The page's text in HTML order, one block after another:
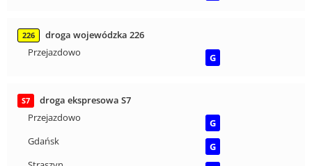
226
droga wojewódzka 226
Przejazdowo
G
S7
droga ekspresowa S7
Przejazdowo
G
Gdańsk
G